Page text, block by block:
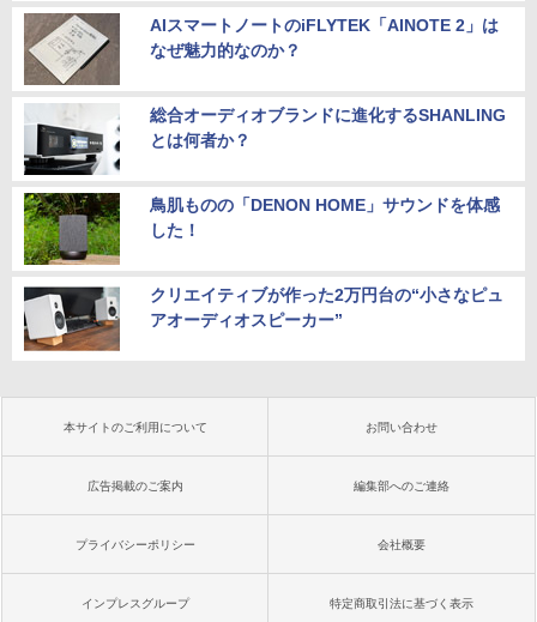
AIスマートノートのiFLYTEK「AINOTE 2」は
なぜ魅力的なのか？
総合オーディオブランドに進化するSHANLING
とは何者か？
鳥肌ものの「DENON HOME」サウンドを体感
した！
クリエイティブが作った2万円台の“小さなピュ
アオーディオスピーカー”
本サイトのご利用について お問い合わせ
広告掲載のご案内 編集部へのご連絡
プライバシーポリシー 会社概要
インプレスグループ 特定商取引法に基づく表示